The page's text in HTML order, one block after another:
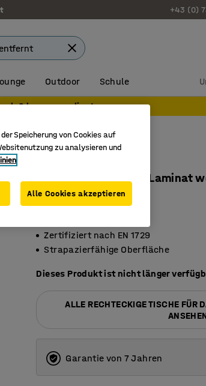
+43 (0)
Outdoor Schule
& bequem online!
1200x800x600 mm, Laminat
Art. Nr.:34636203
Zertifiziert nach EN 1729
Strapazierfähige Oberfläche
Dieses Produkt ist nicht länger
ALLE RECHTECKIGE TISCHE FÜR
Garantie von 7 Jahren
Speicherung von Cookies auf
zu analysieren und
Alle Cookies akzeptieren